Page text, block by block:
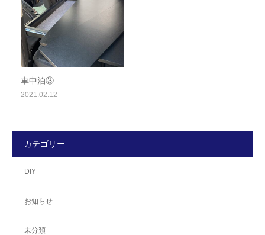
車中泊③
2021.02.12
カテゴリー
DIY
お知らせ
未分類